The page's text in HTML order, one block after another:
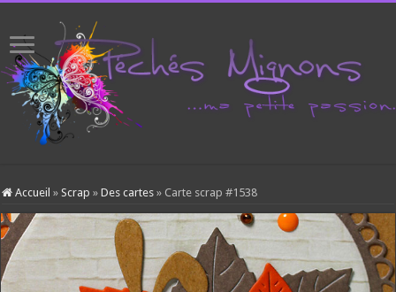
Accueil » Scrap » Des cartes » Carte scrap #1538